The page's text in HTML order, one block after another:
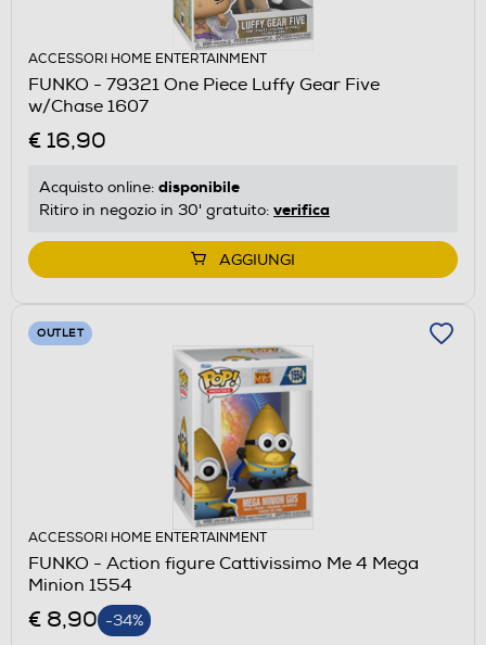
ACCESSORI HOME ENTERTAINMENT
FUNKO - 79321 One Piece Luffy Gear Five
w/Chase 1607
€ 16,90
Acquisto online: disponibile
Ritiro in negozio in 30' gratuito: verifica
AGGIUNGI
OUTLET
ACCESSORI HOME ENTERTAINMENT
FUNKO - Action figure Cattivissimo Me 4 Mega
Minion 1554
€ 8,90 -34%